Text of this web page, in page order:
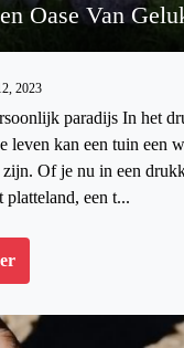
Oase Van
2023
paradijs In het
leven kan een tuin een
Of je nu in een
een t...